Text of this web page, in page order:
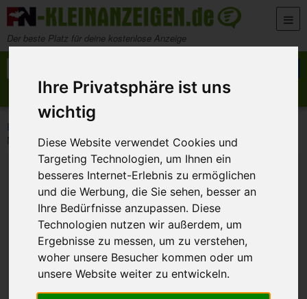
Ihre Privatsphäre ist uns
wichtig
Diese Website verwendet Cookies und
Targeting Technologien, um Ihnen ein
besseres Internet-Erlebnis zu ermöglichen
und die Werbung, die Sie sehen, besser an
Ihre Bedürfnisse anzupassen. Diese
Technologien nutzen wir außerdem, um
Ergebnisse zu messen, um zu verstehen,
woher unsere Besucher kommen oder um
unsere Website weiter zu entwickeln.
Zum Inhalt springen
Der beste Platz für deine kostenlose Anzeige
Anzeige aufgeben
Meine Anzeigen
FN-Kleinanzeigen >
Mercedes SL 300